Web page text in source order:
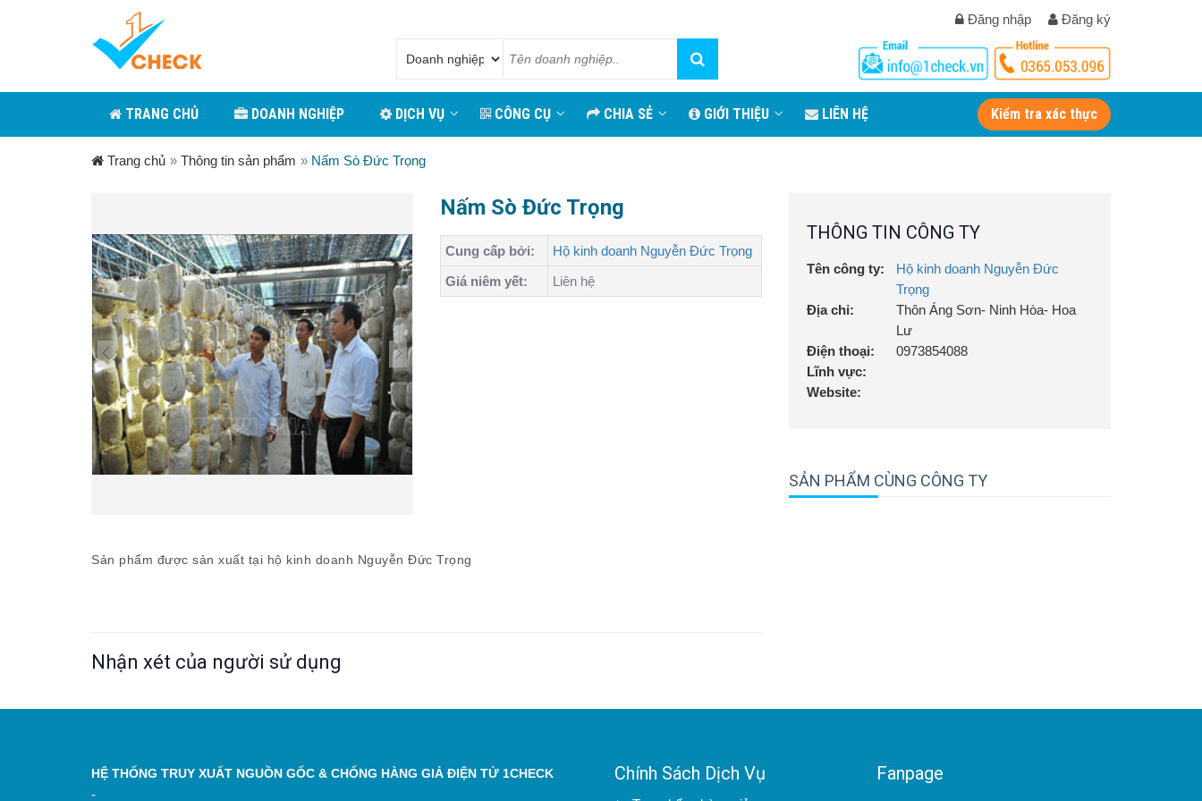
Đăng nhập Đăng ký
TRANG CHỦ DOANH NGHIỆP DỊCH VỤ CÔNG CỤ CHIA SẺ GIỚI THIỆU LIÊN HỆ Kiểm tra xác thực
Trang chủ » Thông tin sản phẩm » Nấm Sò Đức Trọng
Nấm Sò Đức Trọng
Cung cấp bởi:
Hộ kinh doanh Nguyễn Đức Trọng
Giá niêm yết:
Liên hệ
Sản phẩm được sản xuất tại hộ kinh doanh Nguyễn Đức Trọng
Nhận xét của người sử dụng
THÔNG TIN CÔNG TY
Tên công ty:
Hộ kinh doanh Nguyễn Đức
Trọng
Địa chỉ:
Thôn Áng Sơn- Ninh Hòa- Hoa
Lư
Điện thoại:
0973854088
Lĩnh vực:
Website:
SẢN PHẨM CÙNG CÔNG TY
HỆ THỐNG TRUY XUẤT NGUỒN GỐC & CHỐNG HÀNG GIẢ ĐIỆN TỬ 1CHECK
-
Chính Sách Dịch Vụ Fanpage